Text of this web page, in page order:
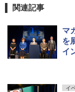
関連記事
マ
を
イ
イ